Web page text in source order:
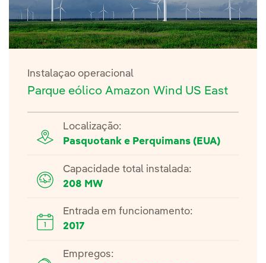
Instalaçao operacional
Parque eólico Amazon Wind US East
Localização:
Pasquotank e Perquimans (EUA)
Capacidade total instalada:
208 MW
Entrada em funcionamento:
2017
Empregos: